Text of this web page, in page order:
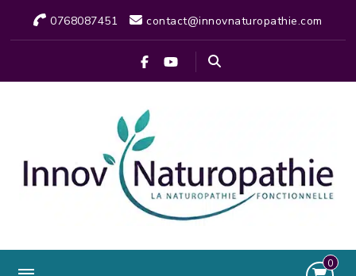
0768087451 contact@innovnaturopathie.com
0